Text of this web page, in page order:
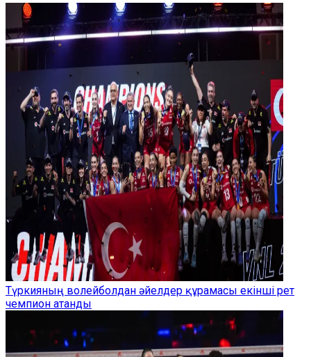
Түркияның волейболдан әйелдер құрамасы екінші рет
чемпион атанды